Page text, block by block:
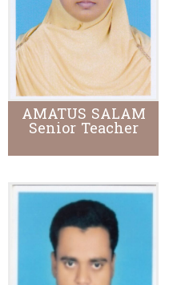
AMATUS SALAM
Senior Teacher